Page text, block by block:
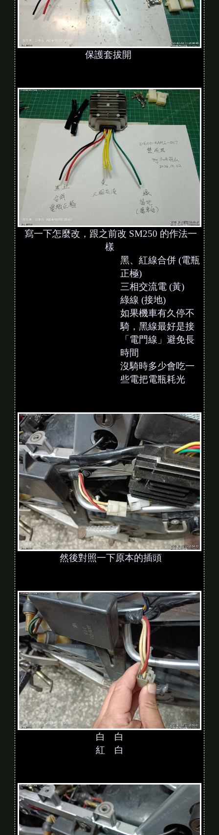
保護套拔開
寫一下怎麼改，跟之前改 SM250 的作法一
樣
黑、紅線合併 (電瓶
正極)
三相交流電 (黃)
綠線 (接地)
如果機車有久停不
騎，黑線最好是接
「電門線」避免長
時間
沒騎時多少會吃一
些電把電瓶耗光
然後對照一下原本的插頭
白 白
紅 白